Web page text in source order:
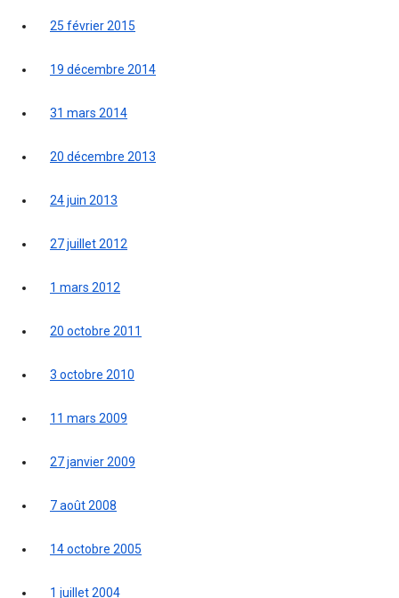
25 février 2015
19 décembre 2014
31 mars 2014
20 décembre 2013
24 juin 2013
27 juillet 2012
1 mars 2012
20 octobre 2011
3 octobre 2010
11 mars 2009
27 janvier 2009
7 août 2008
14 octobre 2005
1 juillet 2004